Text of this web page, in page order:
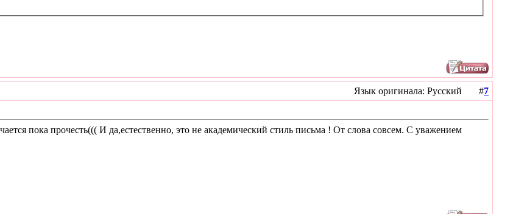
Язык оригинала: Русский #7
пока прочесть((( И да,естественно, это не академический стиль письма ! От слова совсем. С уважением